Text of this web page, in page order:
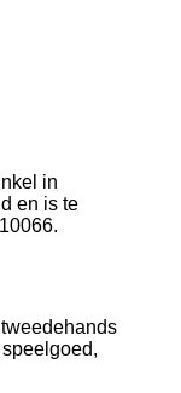
in
en is te